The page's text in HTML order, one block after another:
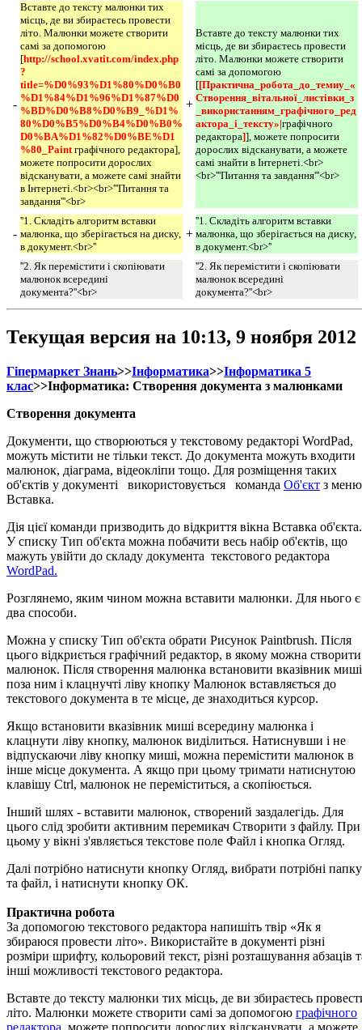
-
Вставте до тексту малюнки тих
місць, де ви збираєтесь провести
літо. Малюнки можете створити
самі за допомогою
[http://school.xvatit.com/index.php
?
title=%D0%93%D1%80%D0%B0
%D1%84%D1%96%D1%87%D0
%BD%D0%B8%D0%B9_%D1%
80%D0%B5%D0%B4%D0%B0%
D0%BA%D1%82%D0%BE%D1
%80_Paint графічного редактора],
можете попросити дорослих
відсканувати, а можете самі знайти
в Інтернеті.<br><br>'''Питання та
завдання'''<br>
+
Вставте до тексту малюнки тих
місць, де ви збираєтесь провести
літо. Малюнки можете створити
самі за допомогою
[[Практична_робота_до_темиу_«
Створення_вітальної_листівки_з
_використанням_графічного_ред
актора_і_тексту»|графічного
редактора]], можете попросити
дорослих відсканувати, а можете
самі знайти в Інтернеті.<br>
<br>'''Питання та завдання'''<br>
-
''1. Складіть алгоритм вставки
малюнка, що зберігається на диску,
в документ.<br>''
+
''1. Складіть алгоритм вставки
малюнка, що зберігається на диску,
в документ.<br>''
''2. Як перемістити і скопіювати
малюнок всередині
документа?''<br>
''2. Як перемістити і скопіювати
малюнок всередині
документа?''<br>
Текущая версия на 10:13, 9 ноября 2012
Гіпермаркет Знань>>Інформатика>>Інформатика 5
клас>>Інформатика: Створення документа з малюнками
Створення документа
Документи, що створюються у текстовому редакторі WordPad,
можуть містити не тільки текст. До документа можуть входити
малюнок, діаграма, відеокліпи тощо. Для розміщення таких
об'єктів у документі використовується команда Об'єкт з меню
Вставка.
Дія цієї команди призводить до відкриття вікна Вставка об'єкта.
У списку Тип об'єкта можна побачити весь набір об'єктів, що
мажуть увійти до складу документа текстового редактора
WordPad.
Розглянемо, яким чином можна вставити малюнки. Для нього є
два способи.
Можна у списку Тип об'єкта обрати Рисунок Раіntbrush. Після
цього відкриється графічний редактор, в якому можна створити
малюнок. Після створення малюнка встановити вказівник миші
поза ним і клацнучті ліву кнопку Малюнок вставляється до
текстового документа в те місце, де знаходиться курсор.
Якщо встановити вказівник миші всередину малюнка і
клацнути ліву кнопку, малюнок виділиться. Натиснувши і не
відпускаючи ліву кнопку миші, можна перемістити малюнок в
інше місце документа. А якщо при цьому тримати натиснутою
клавішу Сtrl, малюнок не переміститься, а скопіюється.
Інший шлях - вставити малюнок, створений заздалегідь. Для
цього слід зробити активним перемикач Створити з файлу. При
цьому у вікні з'являється текстове поле Файл і кнопка Огляд.
Далі потрібно натиснути кнопку Огляд, вибрати потрібні папку
та файл, і натиснути кнопку ОК.
Практична робота
За допомогою текстового редактора напишіть твір «Як я
збираюся провести літо». Використайте в документі різні
розміри шрифту, кольоровий текст, різні розташування абзаців
інші можливості текстового редактора.
Вставте до тексту малюнки тих місць, де ви збираєтесь
літо. Малюнки можете створити самі за допомогою графічного
редактора , можете попросити дорослих відсканувати, а можете